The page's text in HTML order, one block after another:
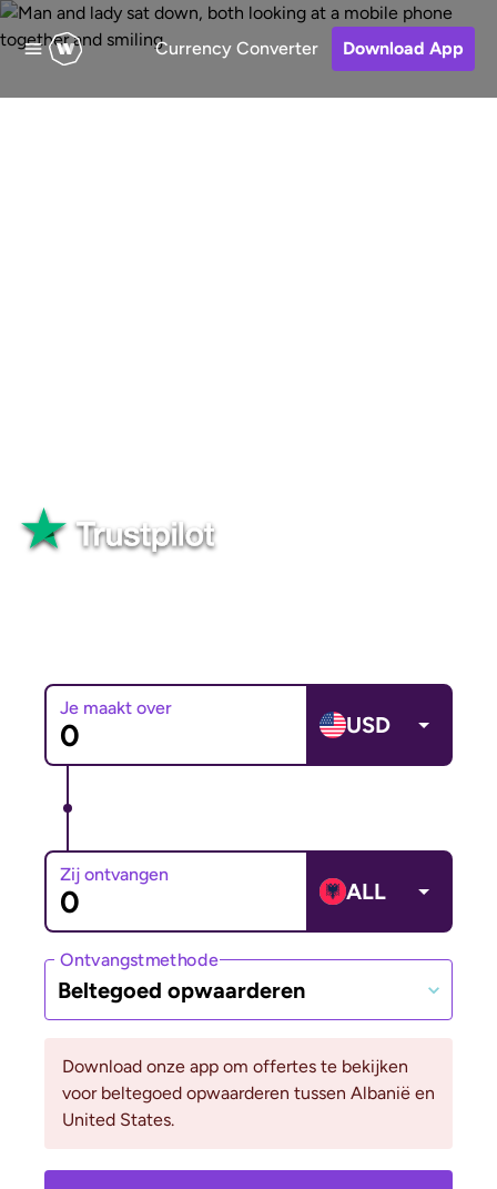
Currency Converter Download App
Je maakt over
USD
Zij ontvangen
ALL
Ontvangstmethode
Beltegoed opwaarderen
Download onze app om offertes te bekijken
voor beltegoed opwaarderen tussen Albanië en
United States.